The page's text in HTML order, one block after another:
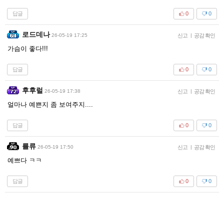
답글 0
0
로드데나 26-05-19 17:25 신고 | 공감 확인
가슴이 좋다!!!
답글 0
0
후후럴 26-05-19 17:38 신고 | 공감 확인
얼마나 예쁜지 좀 보여주지....
답글 0
0
를류 26-05-19 17:50 신고 | 공감 확인
예쁘다 ㅋㅋ
답글 0
0